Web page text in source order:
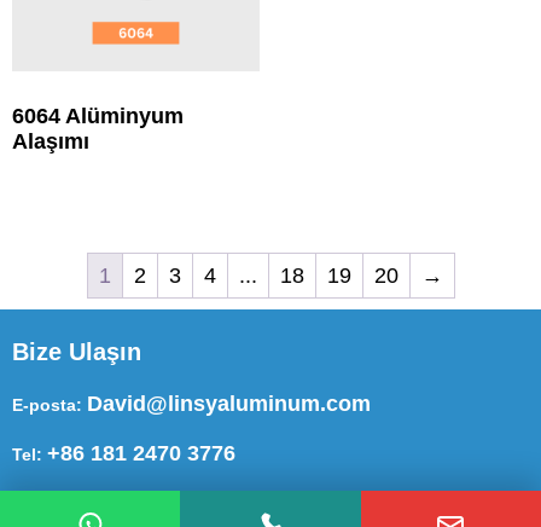
6064 Alüminyum
Alaşımı
1 2 3 4 ... 18 19 20 →
Bize Ulaşın
E-posta: David@linsyaluminum.com
Tel: +86 181 2470 3776